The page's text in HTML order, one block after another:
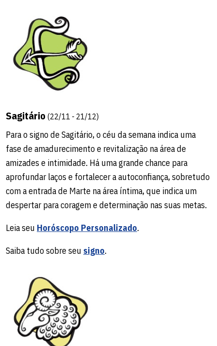
Sagitário (22/11 - 21/12)
Para o signo de Sagitário, o céu da semana indica uma
fase de amadurecimento e revitalização na área de
amizades e intimidade. Há uma grande chance para
aprofundar laços e fortalecer a autoconfiança, sobretudo
com a entrada de Marte na área íntima, que indica um
despertar para coragem e determinação nas suas metas.
Leia seu Horóscopo Personalizado.
Saiba tudo sobre seu signo.